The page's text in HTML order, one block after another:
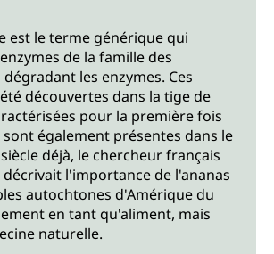
est le terme générique qui
de la famille des
les enzymes. Ces
découvertes dans la tige de
pour la première fois
sont également présentes dans le
déjà, le chercheur français
l'importance de l'ananas
autochtones d'Amérique du
en tant qu'aliment, mais
naturelle.